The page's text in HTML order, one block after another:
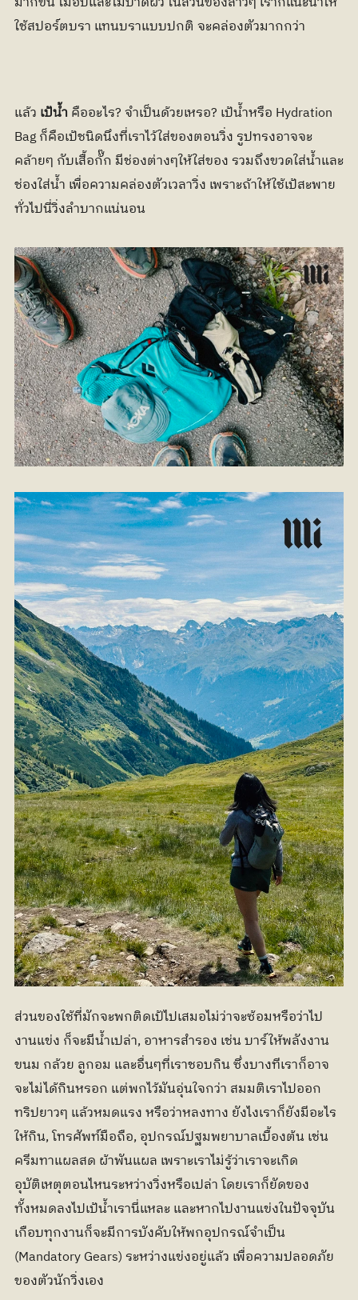
ใช้สปอร์ตบรา แทนบราแบบปกติ จะคล่องตัวมากกว่า
แล้ว เป้น้ำ คืออะไร? จำเป็นด้วยเหรอ? เป้น้ำหรือ Hydration
Bag ก็คือเป้ชนิดนึงที่เราไว้ใส่ของตอนวิ่ง รูปทรงอาจจะ
คล้ายๆ กับเสื้อกั๊ก มีช่องต่างๆให้ใส่ของ รวมถึงขวดใส่น้ำและ
ช่องใส่น้ำ เพื่อความคล่องตัวเวลาวิ่ง เพราะถ้าให้ใช้เป้สะพาย
ทั่วไปนี่วิ่งลำบากแน่นอน
ส่วนของใช้ที่มักจะพกติดเป้ไปเสมอไม่ว่าจะซ้อมหรือว่าไป
งานแข่ง ก็จะมีน้ำเปล่า, อาหารสำรอง เช่น บาร์ให้พลังงาน
ขนม กล้วย ลูกอม และอื่นๆที่เราชอบกิน ซึ่งบางทีเราก็อาจ
จะไม่ได้กินหรอก แต่พกไว้มันอุ่นใจกว่า สมมติเราไปออก
ทริปยาวๆ แล้วหมดแรง หรือว่าหลงทาง ยังไงเราก็ยังมีอะไร
ให้กิน, โทรศัพท์มือถือ, อุปกรณ์ปฐมพยาบาลเบื้องต้น เช่น
ครีมทาแผลสด ผ้าพันแผล เพราะเราไม่รู้ว่าเราจะเกิด
อุบัติเหตุตอนไหนระหว่างวิ่งหรือเปล่า โดยเราก็ยัดของ
ทั้งหมดลงไปเป้น้ำเรานี่แหละ และหากไปงานแข่งในปัจจุบัน
เกือบทุกงานก็จะมีการบังคับให้พกอุปกรณ์จำเป็น
(Mandatory Gears) ระหว่างแข่งอยู่แล้ว เพื่อความปลอดภัย
ของตัวนักวิ่งเอง